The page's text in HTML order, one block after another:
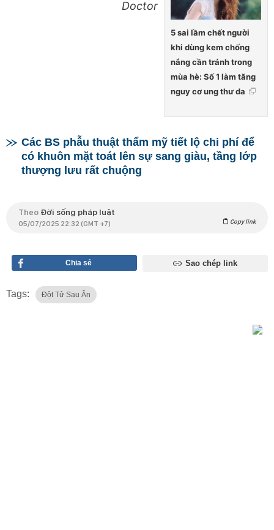
5 sai lầm chết người
khi dùng kem chống
nắng cần tránh trong
mùa hè: Số 1 làm tăng
nguy cơ ung thư da
Doctor
Các BS phẫu thuật thẩm mỹ tiết lộ chi phí để
có khuôn mặt toát lên sự sang giàu, tầng lớp
thượng lưu rất chuộng
Theo Đời sống pháp luật
05/07/2025 22:32 (GMT +7) Copy link
Chia sẻ Sao chép link
Tags: Đột Tử Sau Ăn